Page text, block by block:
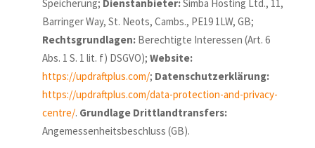
Speicherung; Dienstanbieter:Simba Hosting Ltd., 11,
Barringer Way, St. Neots, Cambs., PE19 1LW, GB;
Rechtsgrundlagen:Berechtigte Interessen (Art. 6
Abs. 1 S. 1 lit. f) DSGVO); Website:
https://updraftplus.com/; Datenschutzerklärung:
https://updraftplus.com/data-protection-and-privacy-
centre/. Grundlage Drittlandtransfers:
Angemessenheitsbeschluss (GB).